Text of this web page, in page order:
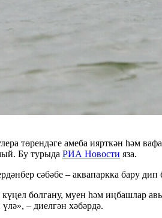
төрендәге амеба иярткән һәм
Бу турыда РИА Новости яза.
сәбәбе – аквапаркка бару дип
болгану, муен һәм иңбашлар
– диелгән хәбәрдә.